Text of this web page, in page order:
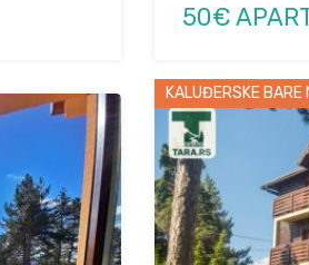
50€
KALUĐERSKE BARE